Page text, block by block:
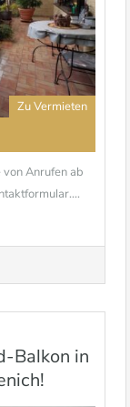
Zu Vermieten
Anrufen ab
Balkon in